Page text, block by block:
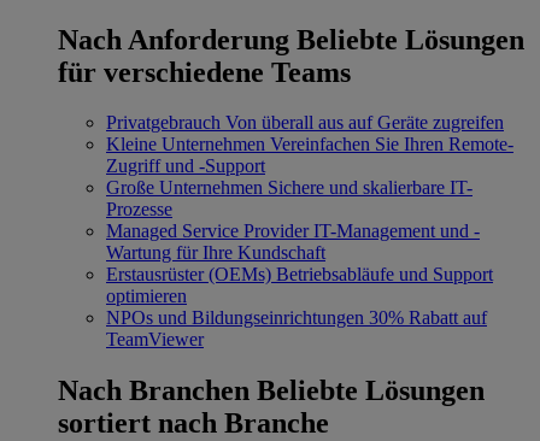
Nach Anforderung Beliebte Lösungen
für verschiedene Teams
Privatgebrauch Von überall aus auf Geräte zugreifen
Kleine Unternehmen Vereinfachen Sie Ihren Remote-
Zugriff und -Support
Große Unternehmen Sichere und skalierbare IT-
Prozesse
Managed Service Provider IT-Management und -
Wartung für Ihre Kundschaft
Erstausrüster (OEMs) Betriebsabläufe und Support
optimieren
NPOs und Bildungseinrichtungen 30% Rabatt auf
TeamViewer
Nach Branchen Beliebte Lösungen
sortiert nach Branche